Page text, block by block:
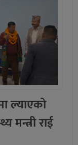
ल्याएको
मन्त्री राई